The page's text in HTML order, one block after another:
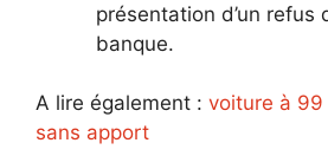
présentation d’un refus
banque.
A lire également : voiture à 99
sans apport